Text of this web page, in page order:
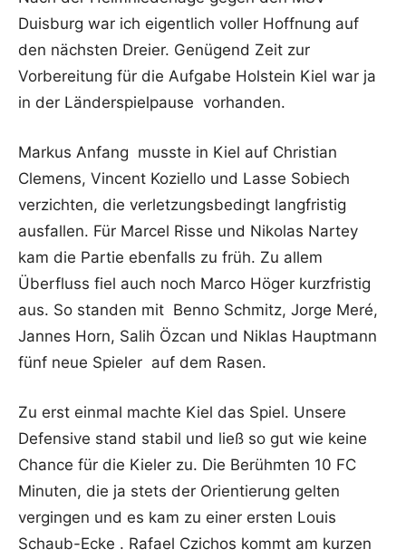
Duisburg war ich eigentlich voller Hoffnung auf
den nächsten Dreier. Genügend Zeit zur
Vorbereitung für die Aufgabe Holstein Kiel war ja
in der Länderspielpause vorhanden.
Markus Anfang musste in Kiel auf Christian
Clemens, Vincent Koziello und Lasse Sobiech
verzichten, die verletzungsbedingt langfristig
ausfallen. Für Marcel Risse und Nikolas Nartey
kam die Partie ebenfalls zu früh. Zu allem
Überfluss fiel auch noch Marco Höger kurzfristig
aus. So standen mit Benno Schmitz, Jorge Meré,
Jannes Horn, Salih Özcan und Niklas Hauptmann
fünf neue Spieler auf dem Rasen.
Zu erst einmal machte Kiel das Spiel. Unsere
Defensive stand stabil und ließ so gut wie keine
Chance für die Kieler zu. Die Berühmten 10 FC
Minuten, die ja stets der Orientierung gelten
vergingen und es kam zu einer ersten Louis
Schaub-Ecke . Rafael Czichos kommt am kurzen